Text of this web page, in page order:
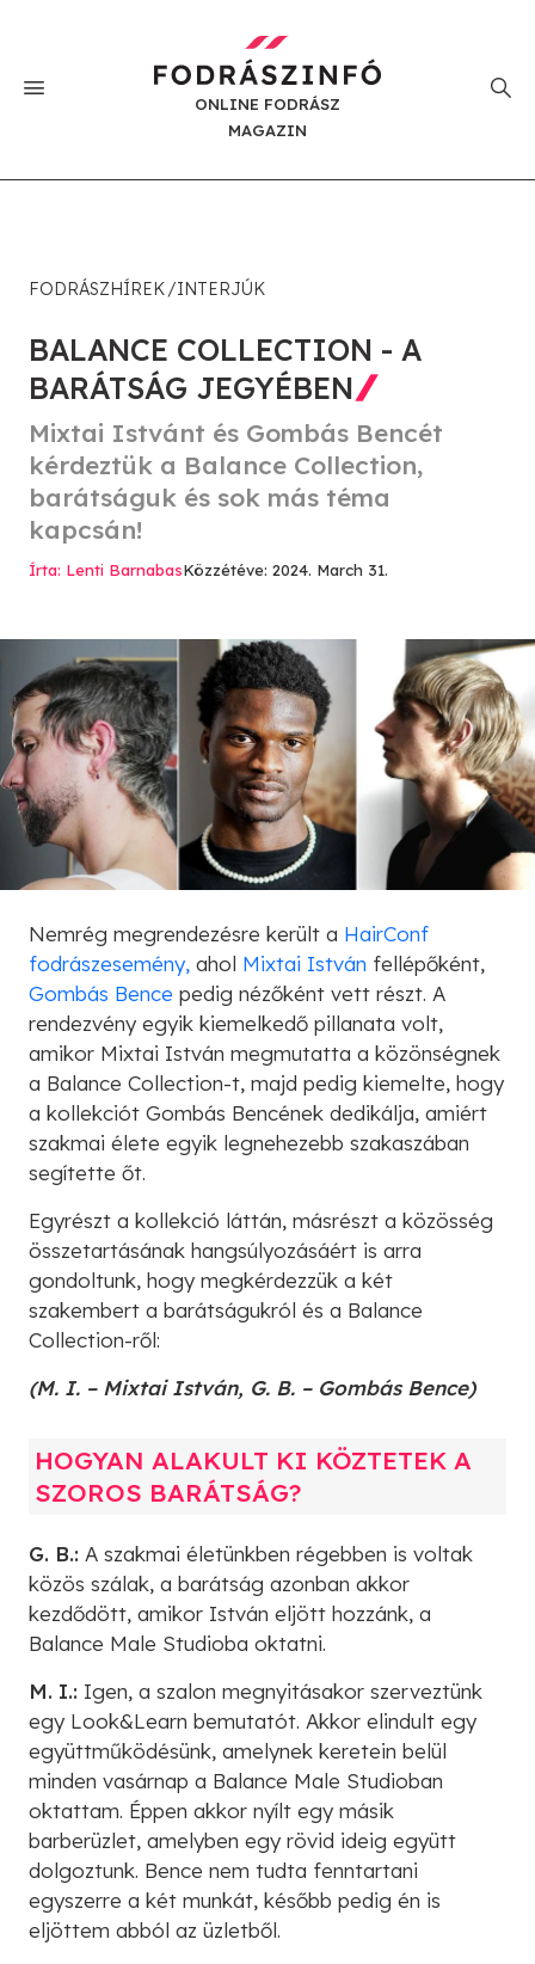
ONLINE FODRÁSZ
MAGAZIN
FODRÁSZHÍREK INTERJÚK
BALANCE COLLECTION - A
BARÁTSÁG JEGYÉBEN
Mixtai Istvánt és Gombás Bencét
kérdeztük a Balance Collection,
barátságuk és sok más téma
kapcsán!
Írta: Lenti BarnabasKözzétéve: 2024. March 31.
Nemrég megrendezésre került a HairConf
fodrászesemény, ahol Mixtai István fellépőként,
Gombás Bence pedig nézőként vett részt. A
rendezvény egyik kiemelkedő pillanata volt,
amikor Mixtai István megmutatta a közönségnek
a Balance Collection-t, majd pedig kiemelte, hogy
a kollekciót Gombás Bencének dedikálja, amiért
szakmai élete egyik legnehezebb szakaszában
segítette őt.
Egyrészt a kollekció láttán, másrészt a közösség
összetartásának hangsúlyozásáért is arra
gondoltunk, hogy megkérdezzük a két
szakembert a barátságukról és a Balance
Collection-ről:
(M. I. – Mixtai István, G. B. – Gombás Bence)
HOGYAN ALAKULT KI KÖZTETEK A
SZOROS BARÁTSÁG?
G. B.: A szakmai életünkben régebben is voltak
közös szálak, a barátság azonban akkor
kezdődött, amikor István eljött hozzánk, a
Balance Male Studioba oktatni.
M. I.: Igen, a szalon megnyitásakor szerveztünk
egy Look&Learn bemutatót. Akkor elindult egy
együttműködésünk, amelynek keretein belül
minden vasárnap a Balance Male Studioban
oktattam. Éppen akkor nyílt egy másik
barberüzlet, amelyben egy rövid ideig együtt
dolgoztunk. Bence nem tudta fenntartani
egyszerre a két munkát, később pedig én is
eljöttem abból az üzletből.